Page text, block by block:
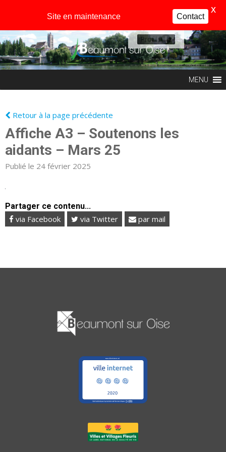
Profil
MENU
Retour à la page précédente
Affiche A3 – Soutenons les
aidants – Mars 25
Publié le 24 février 2025
Partager ce contenu...
via Facebook via Twitter par mail
Site en maintenance Contact
X